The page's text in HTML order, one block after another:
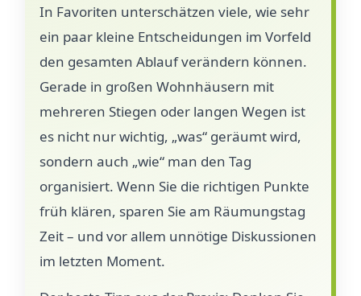
In Favoriten unterschätzen viele, wie sehr
ein paar kleine Entscheidungen im Vorfeld
den gesamten Ablauf verändern können.
Gerade in großen Wohnhäusern mit
mehreren Stiegen oder langen Wegen ist
es nicht nur wichtig, „was“ geräumt wird,
sondern auch „wie“ man den Tag
organisiert. Wenn Sie die richtigen Punkte
früh klären, sparen Sie am Räumungstag
Zeit – und vor allem unnötige Diskussionen
im letzten Moment.